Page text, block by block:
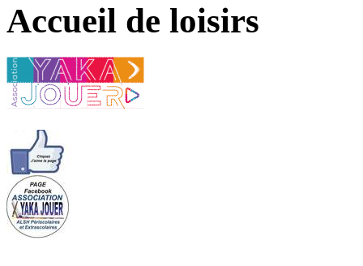
Accueil de loisirs